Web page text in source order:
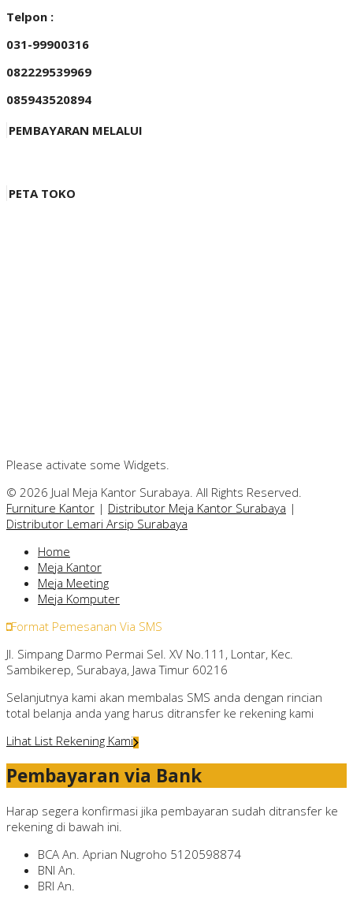
Telpon :
031-99900316
082229539969
085943520894
PEMBAYARAN MELALUI
PETA TOKO
Please activate some Widgets.
© 2026 Jual Meja Kantor Surabaya. All Rights Reserved.
Furniture Kantor | Distributor Meja Kantor Surabaya |
Distributor Lemari Arsip Surabaya
Home
Meja Kantor
Meja Meeting
Meja Komputer
Format Pemesanan Via SMS
Jl. Simpang Darmo Permai Sel. XV No.111, Lontar, Kec.
Sambikerep, Surabaya, Jawa Timur 60216
Selanjutnya kami akan membalas SMS anda dengan rincian
total belanja anda yang harus ditransfer ke rekening kami
Lihat List Rekening Kami
Pembayaran via Bank
Harap segera konfirmasi jika pembayaran sudah ditransfer ke
rekening di bawah ini.
BCA An. Aprian Nugroho 5120598874
BNI An.
BRI An.